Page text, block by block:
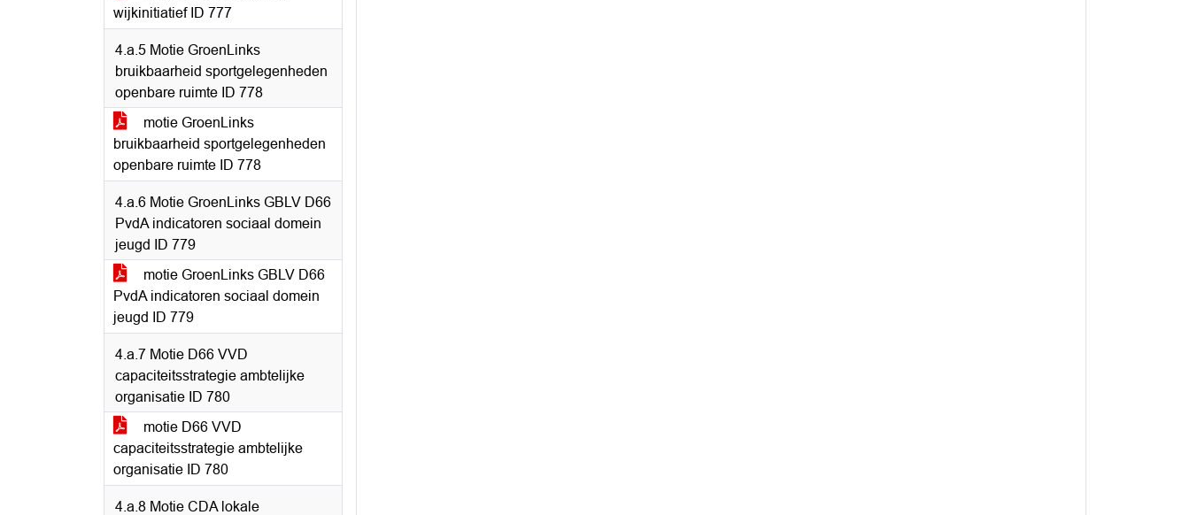
wijkinitiatief ID 777
4.a.5 Motie GroenLinks
bruikbaarheid sportgelegenheden
openbare ruimte ID 778
motie GroenLinks
bruikbaarheid sportgelegenheden
openbare ruimte ID 778
4.a.6 Motie GroenLinks GBLV D66
PvdA indicatoren sociaal domein
jeugd ID 779
motie GroenLinks GBLV D66
PvdA indicatoren sociaal domein
jeugd ID 779
4.a.7 Motie D66 VVD
capaciteitsstrategie ambtelijke
organisatie ID 780
motie D66 VVD
capaciteitsstrategie ambtelijke
organisatie ID 780
4.a.8 Motie CDA lokale